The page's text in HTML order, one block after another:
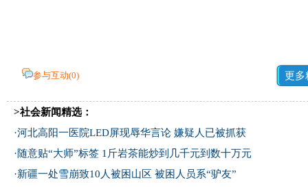
参与互动(0) 更多
>社会新闻精选：
·河北高阳一医院LED屏现辱华言论 嫌疑人已被抓获
·随意贴“大师”标签 1斤岩茶能炒到几千元到数十万元
·新疆一处雪崩致10人被困山区 被困人员系“驴友”